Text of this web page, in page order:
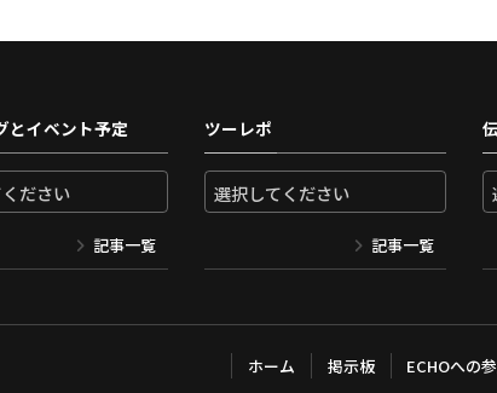
とイベント予定
記事一覧
ツーレポ
記事一覧
ホーム 掲示板 ECHOへの